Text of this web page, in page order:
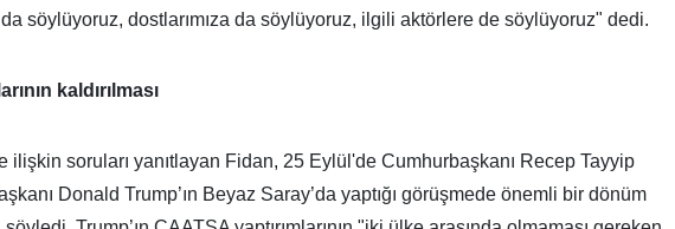
da söylüyoruz, dostlarımıza da söylüyoruz, ilgili aktörlere de söylüyoruz" dedi.
kaldırılması
ilişkin soruları yanıtlayan Fidan, 25 Eylül'de Cumhurbaşkanı Recep Tayyip
Donald Trump’ın Beyaz Saray’da yaptığı görüşmede önemli bir dönüm